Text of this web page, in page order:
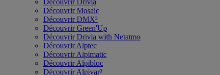
Découvrir Drivia
Découvrir Mosaic
Découvrir DMX³
Découvrir Green'Up
Découvrir Drivia with Netatmo
Découvrir Alptec
Découvrir Alpimatic
Découvrir Alpibloc
Découvrir Alpivar³